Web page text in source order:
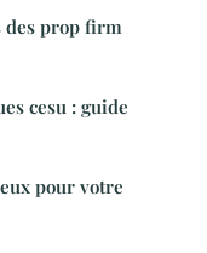
des prop firm
cesu : guide
pour votre